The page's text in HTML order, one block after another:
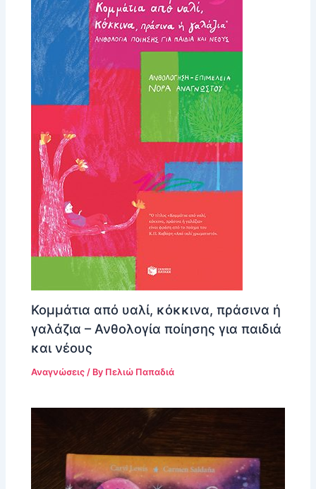
Κομμάτια από υαλί, κόκκινα, πράσινα ή
γαλάζια – Ανθολογία ποίησης για παιδιά
και νέους
Αναγνώσεις / By Πελιώ Παπαδιά